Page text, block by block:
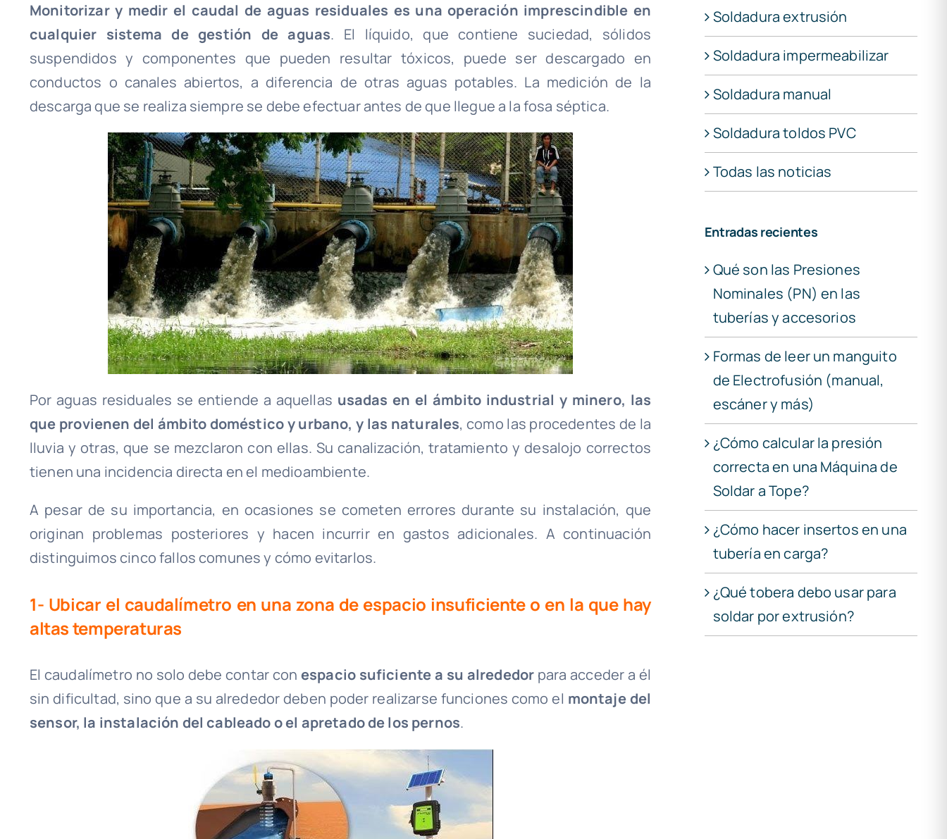
Monitorizar y medir el caudal de aguas residuales es una operación imprescindible en
cualquier sistema de gestión de aguas. El líquido, que contiene suciedad, sólidos
suspendidos y componentes que pueden resultar tóxicos, puede ser descargado en
conductos o canales abiertos, a diferencia de otras aguas potables. La medición de la
descarga que se realiza siempre se debe efectuar antes de que llegue a la fosa séptica.
Por aguas residuales se entiende a aquellas usadas en el ámbito industrial y minero, las
que provienen del ámbito doméstico y urbano, y las naturales, como las procedentes de la
lluvia y otras, que se mezclaron con ellas. Su canalización, tratamiento y desalojo correctos
tienen una incidencia directa en el medioambiente.
A pesar de su importancia, en ocasiones se cometen errores durante su instalación, que
originan problemas posteriores y hacen incurrir en gastos adicionales. A continuación
distinguimos cinco fallos comunes y cómo evitarlos.
1- Ubicar el caudalímetro en una zona de espacio insuficiente o en la que hay
altas temperaturas
El caudalímetro no solo debe contar con espacio suficiente a su alrededor para acceder a él
sin dificultad, sino que a su alrededor deben poder realizarse funciones como el montaje del
sensor, la instalación del cableado o el apretado de los pernos.
Soldadura extrusión
Soldadura impermeabilizar
Soldadura manual
Soldadura toldos PVC
Todas las noticias
Entradas recientes
Qué son las Presiones
Nominales (PN) en las
tuberías y accesorios
Formas de leer un manguito
de Electrofusión (manual,
escáner y más)
¿Cómo calcular la presión
correcta en una Máquina de
Soldar a Tope?
¿Cómo hacer insertos en una
tubería en carga?
¿Qué tobera debo usar para
soldar por extrusión?